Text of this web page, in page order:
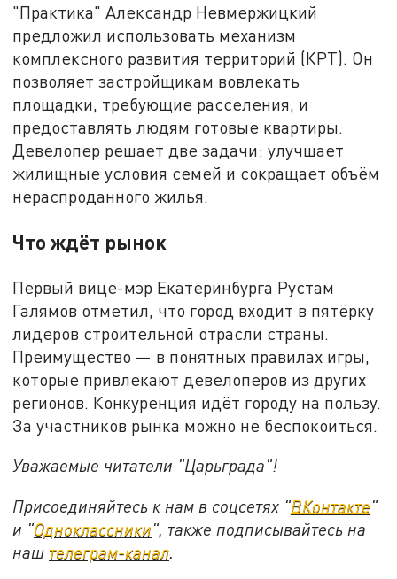
"Практика" Александр Невмержицкий
предложил использовать механизм
комплексного развития территорий (КРТ). Он
позволяет застройщикам вовлекать
площадки, требующие расселения, и
предоставлять людям готовые квартиры.
Девелопер решает две задачи: улучшает
жилищные условия семей и сокращает объём
нераспроданного жилья.
Что ждёт рынок
Первый вице-мэр Екатеринбурга Рустам
Галямов отметил, что город входит в пятёрку
лидеров строительной отрасли страны.
Преимущество — в понятных правилах игры,
которые привлекают девелоперов из других
регионов. Конкуренция идёт городу на пользу.
За участников рынка можно не беспокоиться.
Уважаемые читатели "Царьграда"!
Присоединяйтесь к нам в соцсетях "ВКонтакте"
и "Одноклассники", также подписывайтесь на
наш телеграм-канал.